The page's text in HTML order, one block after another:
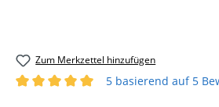
Zum Merkzettel hinzufügen
5 basierend auf 5